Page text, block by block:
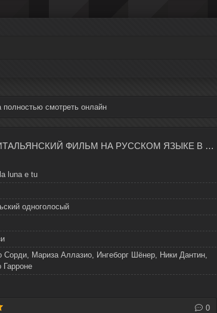
полностью смотреть онлайн
ВЕНЕЦИЯ, ЛУНА И ТЫ ИТАЛЬЯНСКИЙ ФИЛЬМ НА РУССКОМ ЯЗЫКЕ В ХОРОШЕМ КАЧЕСТВЕ
luna e tu
одноголосый
Сорди, Мариза Аллазио, Ингеборг Шёнер, Ники Дантин,
Гарроне
0